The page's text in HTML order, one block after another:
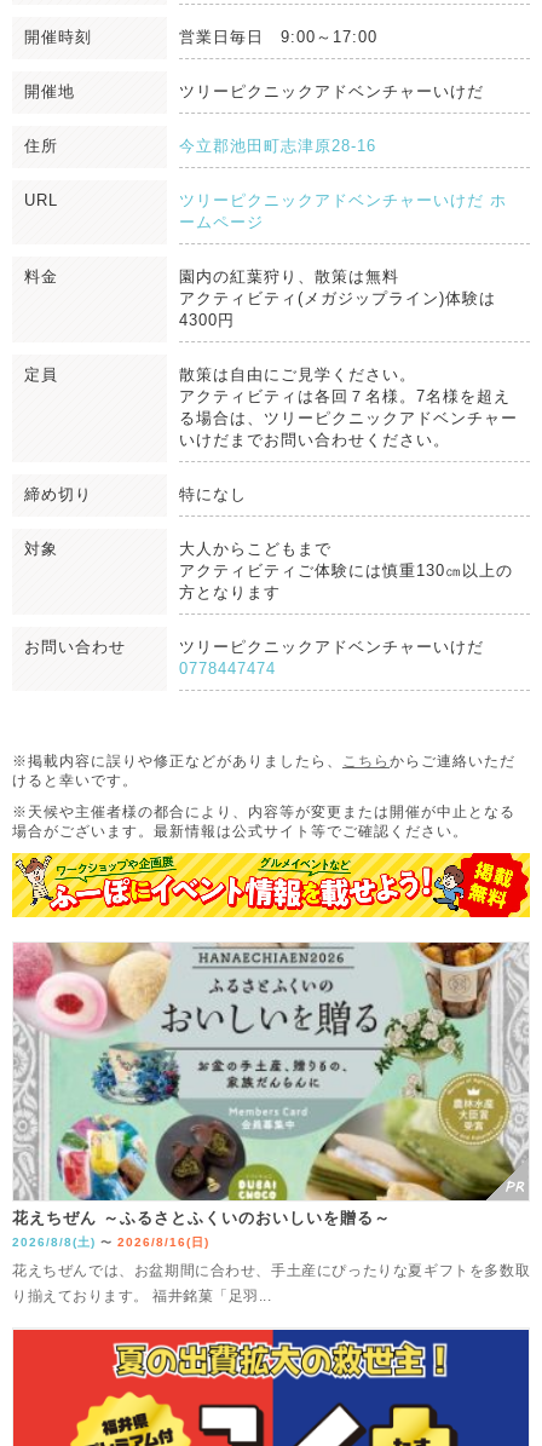
開催時刻 営業日毎日 9:00～17:00
開催地 ツリーピクニックアドベンチャーいけだ
住所 今立郡池田町志津原28-16
URL
ツリーピクニックアドベンチャーいけだ ホ
ームページ
料金
園内の紅葉狩り、散策は無料
アクティビティ(メガジップライン)体験は
4300円
定員
散策は自由にご見学ください。
アクティビティは各回７名様。7名様を超え
る場合は、ツリーピクニックアドベンチャー
いけだまでお問い合わせください。
締め切り 特になし
対象
大人からこどもまで
アクティビティご体験には慎重130㎝以上の
方となります
お問い合わせ
ツリーピクニックアドベンチャーいけだ
0778447474
※掲載内容に誤りや修正などがありましたら、 こちら からご連絡いただ
けると幸いです。
※天候や主催者様の都合により、内容等が変更または開催が中止となる
場合がございます。 最新情報は公式サイト等でご確認ください。
花えちぜん ～ふるさとふくいのおいしいを贈る～
2026/8/8(土) 〜 2026/8/16(日)
花えちぜんでは、お盆期間に合わせ、手土産にぴったりな夏ギフトを多数取
り揃えております。 福井銘菓「足羽...